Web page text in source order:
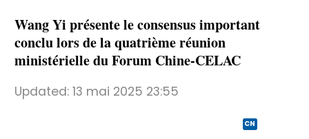
عربي
Wang Yi présente le consensus important
conclu lors de la quatrième réunion
ministérielle du Forum Chine-CELAC
Updated: 13 mai 2025 23:55
CN